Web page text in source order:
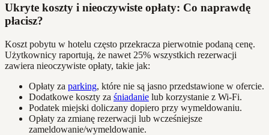
Ukryte koszty i nieoczywiste opłaty: Co naprawdę
płacisz?
Koszt pobytu w hotelu często przekracza pierwotnie podaną cenę.
Użytkownicy raportują, że nawet 25% wszystkich rezerwacji
zawiera nieoczywiste opłaty, takie jak:
Opłaty za parking, które nie są jasno przedstawione w ofercie.
Dodatkowe koszty za śniadanie lub korzystanie z Wi-Fi.
Podatek miejski doliczany dopiero przy wymeldowaniu.
Opłaty za zmianę rezerwacji lub wcześniejsze
zameldowanie/wymeldowanie.